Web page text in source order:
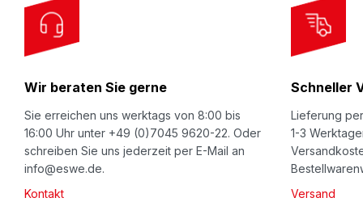
e
w
s
Wir beraten Sie gerne
Sie erreichen uns werktags von 8:00 bis
16:00 Uhr unter +49 (0)7045 9620-22. Oder
schreiben Sie uns jederzeit per E-Mail an
info@eswe.de.
Kontakt
Schneller
Lieferung
1-3
Versand